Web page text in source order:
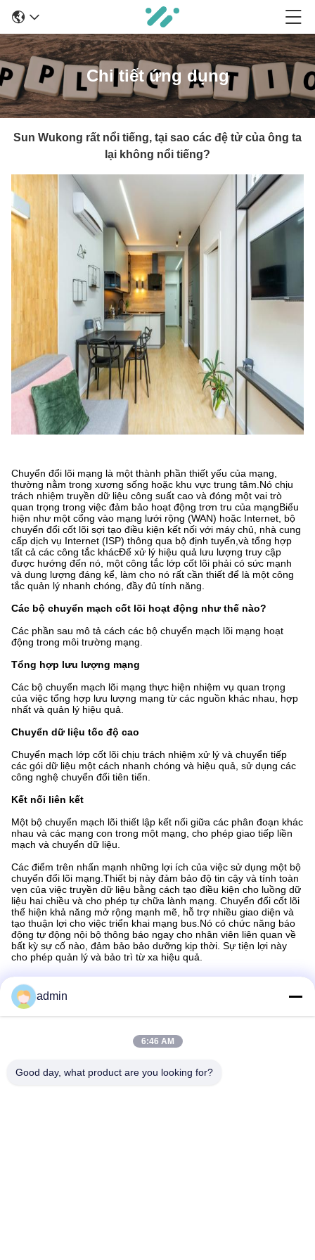
Chi tiết ứng dụng
Sun Wukong rất nổi tiếng, tại sao các đệ tử của ông ta
lại không nổi tiếng?
Chuyển đổi lõi mạng là một thành phần thiết yếu của mạng,
thường nằm trong xương sống hoặc khu vực trung tâm.Nó chịu
trách nhiệm truyền dữ liệu công suất cao và đóng một vai trò
quan trọng trong việc đảm bảo hoạt động trơn tru của mạngBiểu
hiện như một cổng vào mạng lưới rộng (WAN) hoặc Internet, bộ
chuyển đổi cốt lõi sợi tạo điều kiện kết nối với máy chủ, nhà cung
cấp dịch vụ Internet (ISP) thông qua bộ định tuyến,và tổng hợp
tất cả các công tắc khácĐể xử lý hiệu quả lưu lượng truy cập
được hướng đến nó, một công tắc lớp cốt lõi phải có sức mạnh
và dung lượng đáng kể, làm cho nó rất cần thiết để là một công
tắc quản lý nhanh chóng, đầy đủ tính năng.
Các bộ chuyển mạch cốt lõi hoạt động như thế nào?
Các phần sau mô tả cách các bộ chuyển mạch lõi mạng hoạt
động trong môi trường mạng.
Tổng hợp lưu lượng mạng
Các bộ chuyển mạch lõi mạng thực hiện nhiệm vụ quan trọng
của việc tổng hợp lưu lượng mạng từ các nguồn khác nhau, hợp
nhất và quản lý hiệu quả.
Chuyển dữ liệu tốc độ cao
Chuyển mạch lớp cốt lõi chịu trách nhiệm xử lý và chuyển tiếp
các gói dữ liệu một cách nhanh chóng và hiệu quả, sử dụng các
công nghệ chuyển đổi tiên tiến.
Kết nối liên kết
Một bộ chuyển mạch lõi thiết lập kết nối giữa các phân đoạn khác
nhau và các mạng con trong một mạng, cho phép giao tiếp liền
mạch và chuyển dữ liệu.
Các điểm trên nhấn mạnh những lợi ích của việc sử dụng một bộ
chuyển đổi lõi mạng.Thiết bị này đảm bảo độ tin cậy và tính toàn
vẹn của việc truyền dữ liệu bằng cách tạo điều kiện cho luồng dữ
liệu hai chiều và cho phép tự chữa lành mạng. Chuyển đổi cốt lõi
thể hiện khả năng mở rộng mạnh mẽ, hỗ trợ nhiều giao diện và
tạo thuận lợi cho việc triển khai mạng bus.Nó có chức năng báo
động tự động nội bộ thông báo ngay cho nhân viên liên quan về
bất kỳ sự cố nào, đảm bảo bảo dưỡng kịp thời. Sự tiện lợi này
cho phép quản lý và bảo trì từ xa hiệu quả.
Địa chỉ
admin
6:46 AM
Good day, what product are you looking for?